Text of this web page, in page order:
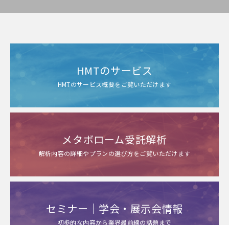
HMTのサービス
HMTのサービス概要をご覧いただけます
メタボローム受託解析
解析内容の詳細やプランの選び方をご覧いただけます
セミナー｜学会・展示会情報
初歩的な内容から業界最前線の話題まで